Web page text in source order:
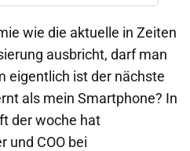
wie die aktuelle in Zeiten
ausbricht, darf man
eigentlich ist der nächste
als mein Smartphone? In
der woche hat
und COO bei